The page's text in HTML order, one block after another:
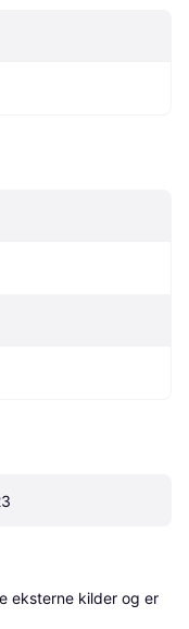
eksterne kilder og er